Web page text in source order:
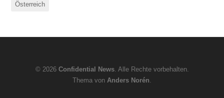
Österreich
© 2026 Confidential News. Alle Rechte vorbehalten.
Thema von Anders Norén.